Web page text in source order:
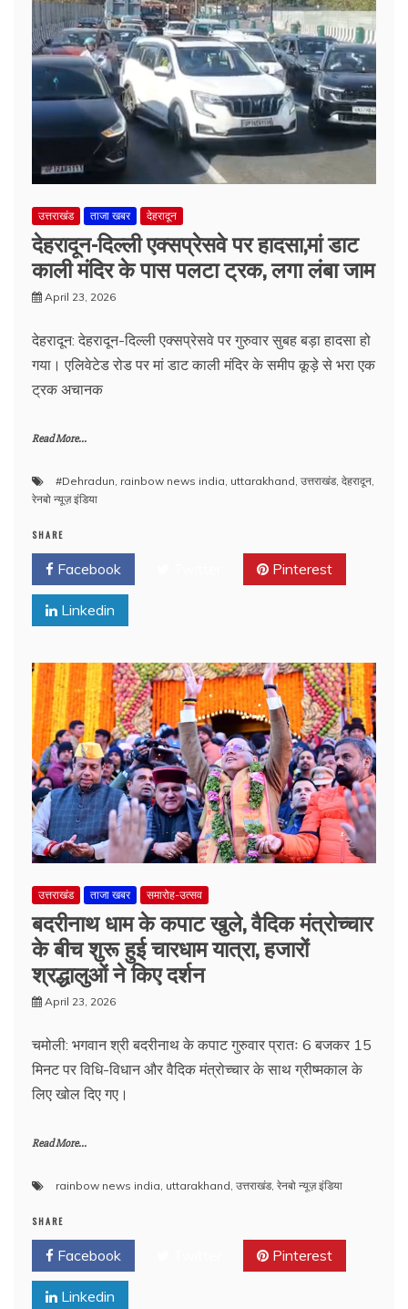
उत्तराखंड ताजा खबर देहरादून
देहरादून-दिल्ली एक्सप्रेसवे पर हादसा,मां डाट
काली मंदिर के पास पलटा ट्रक, लगा लंबा जाम
April 23, 2026
देहरादून: देहरादून-दिल्ली एक्सप्रेसवे पर गुरुवार सुबह बड़ा हादसा हो
गया। एलिवेटेड रोड पर मां डाट काली मंदिर के समीप कूड़े से भरा एक
ट्रक अचानक
Read More...
#Dehradun, rainbow news india, uttarakhand, उत्तराखंड, देहरादून,
रेनबो न्यूज़ इंडिया
SHARE
Facebook Pinterest
Linkedin
उत्तराखंड ताजा खबर समारोह-उत्सव
बदरीनाथ धाम के कपाट खुले, वैदिक मंत्रोच्चार
के बीच शुरू हुई चारधाम यात्रा, हजारों
श्रद्धालुओं ने किए दर्शन
April 23, 2026
चमोली: भगवान श्री बदरीनाथ के कपाट गुरुवार प्रातः 6 बजकर 15
मिनट पर विधि-विधान और वैदिक मंत्रोच्चार के साथ ग्रीष्मकाल के
लिए खोल दिए गए।
Read More...
rainbow news india, uttarakhand, उत्तराखंड, रेनबो न्यूज़ इंडिया
SHARE
Facebook Pinterest
Linkedin